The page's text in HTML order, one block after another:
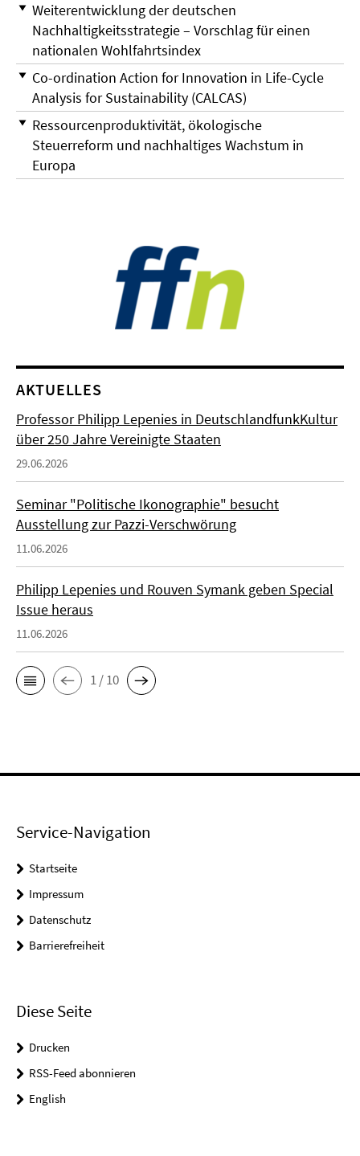
Weiterentwicklung der deutschen
Nachhaltigkeitsstrategie – Vorschlag für einen
nationalen Wohlfahrtsindex
Co-ordination Action for Innovation in Life-Cycle
Analysis for Sustainability (CALCAS)
Ressourcenproduktivität, ökologische
Steuerreform und nachhaltiges Wachstum in
Europa
AKTUELLES
Professor Philipp Lepenies in DeutschlandfunkKultur
über 250 Jahre Vereinigte Staaten
29.06.2026
Seminar "Politische Ikonographie" besucht
Ausstellung zur Pazzi-Verschwörung
11.06.2026
Philipp Lepenies und Rouven Symank geben Special
Issue heraus
11.06.2026
1 / 10
Service-Navigation
Startseite
Impressum
Datenschutz
Barrierefreiheit
Diese Seite
Drucken
RSS-Feed abonnieren
English